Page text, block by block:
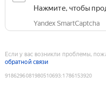
Нажмите, чтобы
Yandex SmartCaptcha
Если у вас возникли проблемы,
обратной связи
9186296081980510693:1786153920